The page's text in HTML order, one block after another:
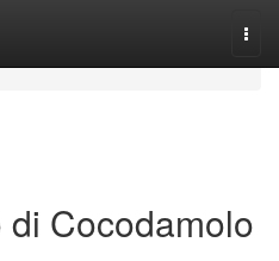
Cocodamolo